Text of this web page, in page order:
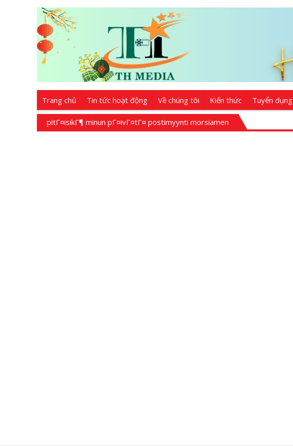
Trang chủ Tin tức hoạt động Về chúng tôi Kiến thức Tuyển dụng
pitГ¤isikГ¶ minun pГ¤ivГ¤tГ¤ postimyynti morsiamen